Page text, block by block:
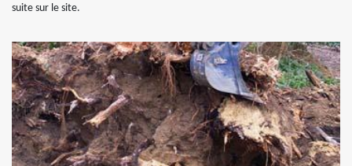
suite sur le site.